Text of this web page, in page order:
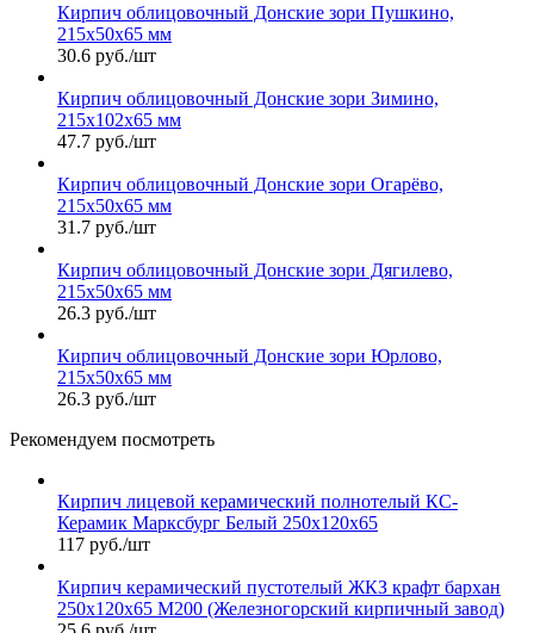
Кирпич облицовочный Донские зори Пушкино,
215х50х65 мм
30.6 руб./шт
Кирпич облицовочный Донские зори Зимино,
215х102х65 мм
47.7 руб./шт
Кирпич облицовочный Донские зори Огарёво,
215х50х65 мм
31.7 руб./шт
Кирпич облицовочный Донские зори Дягилево,
215х50х65 мм
26.3 руб./шт
Кирпич облицовочный Донские зори Юрлово,
215х50х65 мм
26.3 руб./шт
Рекомендуем посмотреть
Кирпич лицевой керамический полнотелый КС-
Керамик Марксбург Белый 250х120х65
117 руб./шт
Кирпич керамический пустотелый ЖКЗ крафт бархан
250х120х65 М200 (Железногорский кирпичный завод)